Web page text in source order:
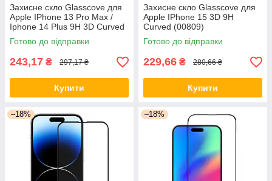
Захисне скло Glasscove для
Apple IPhone 13 Pro Max /
Iphone 14 Plus 9H 3D Curved
(00641)
Готово до відправки
243,17 ₴ 297,17 ₴
Купити
Захисне скло Glasscove для
Apple IPhone 15 3D 9H
Curved (00809)
Готово до відправки
229,66 ₴ 280,66 ₴
Купити
–18% –18%